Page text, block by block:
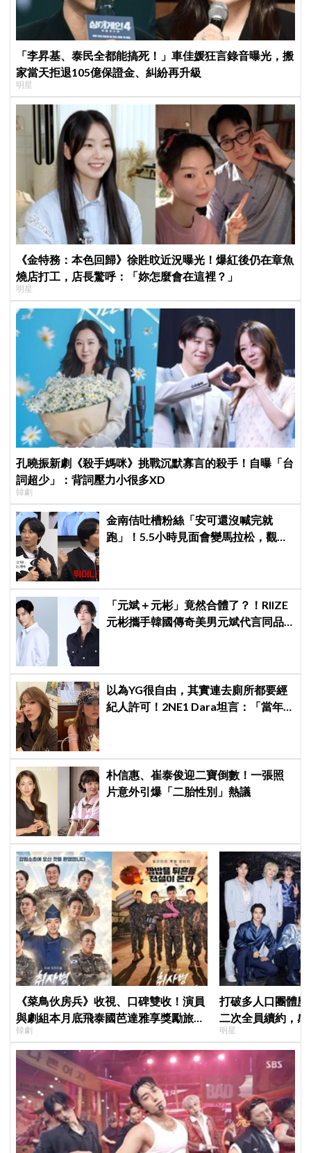
「李昇基、泰民全都能搞死！」車佳媛狂言錄音曝光，搬
家當天拒退105億保證金、糾紛再升級
明星
《金特務：本色回歸》徐貹旼近況曝光！爆紅後仍在章魚
燒店打工，店長驚呼：「妳怎麼會在這裡？」
明星
孔曉振新劇《殺手媽咪》挑戰沉默寡言的殺手！自曝「台
詞超少」：背詞壓力小很多XD
韓劇
金南佶吐槽粉絲「安可還沒喊完就
跑」！5.5小時見面會變馬拉松，觀眾
「元斌＋元彬」竟然合體了？！RIIZE
元彬攜手韓國傳奇美男元斌代言同品
以為YG很自由，其實連去廁所都要經
紀人許可！2NE1 Dara坦言：「當年
朴信惠、崔泰俊迎二寶倒數！一張照
片意外引爆「二胎性別」熱議
《菜鳥伙房兵》收視、口碑雙收！演員
與劇組本月底飛泰國芭達雅享獎勵旅
行，慶祝亮眼成績
韓劇
打破多人口團體魔
二次全員續約，
「TEAM SVT」
明星